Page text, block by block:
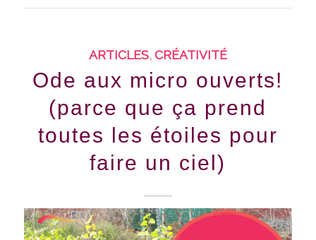
ARTICLES,CRÉATIVITÉ
Ode aux micro ouverts!
(parce que ça prend
toutes les étoiles pour
faire un ciel)